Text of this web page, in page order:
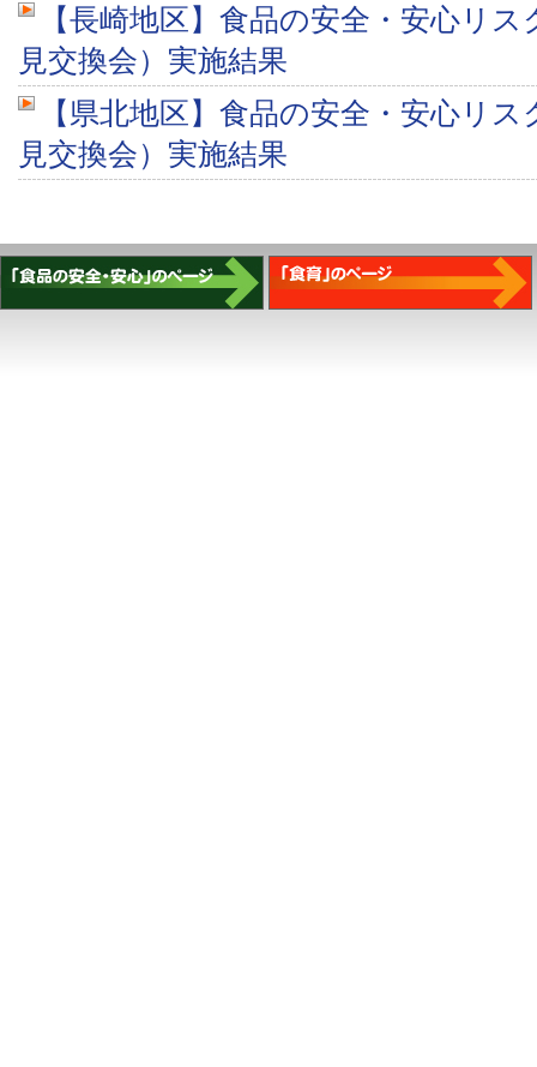
【長崎地区】食品の安全・安心リ
見交換会）実施結果
【県北地区】食品の安全・安心リ
見交換会）実施結果